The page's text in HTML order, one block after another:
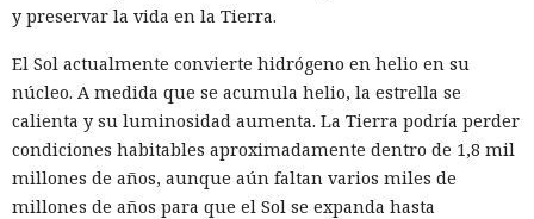
Typhoon, que se reveló en 2024 tras los hackeos a grandes
International apareció al menos 192 veces en rutas hacia 58
grupos de direcciones que la CISA vinculó con servidores de
los atacantes.
El comité no afirma que China Mobile conociera la
operación o ayudara a los atacantes. Los datos de
y preservar la vida en la Tierra.
El Sol actualmente convierte hidrógeno en helio en su
núcleo. A medida que se acumula helio, la estrella se
calienta y su luminosidad aumenta. La Tierra podría perder
condiciones habitables aproximadamente dentro de 1,8 mil
millones de años, aunque aún faltan varios miles de
millones de años para que el Sol se expanda hasta